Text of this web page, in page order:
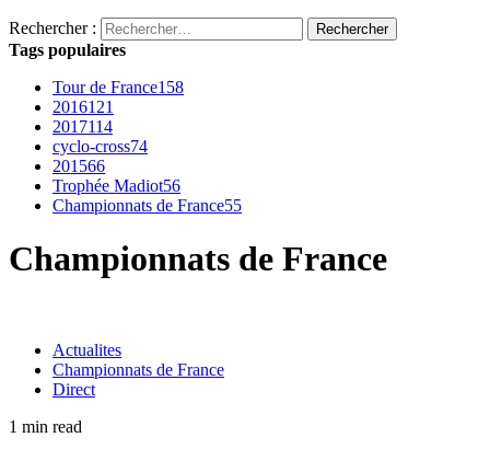
Rechercher :
Tags populaires
Tour de France158
2016121
2017114
cyclo-cross74
201566
Trophée Madiot56
Championnats de France55
Championnats de France
Actualites
Championnats de France
Direct
1 min read